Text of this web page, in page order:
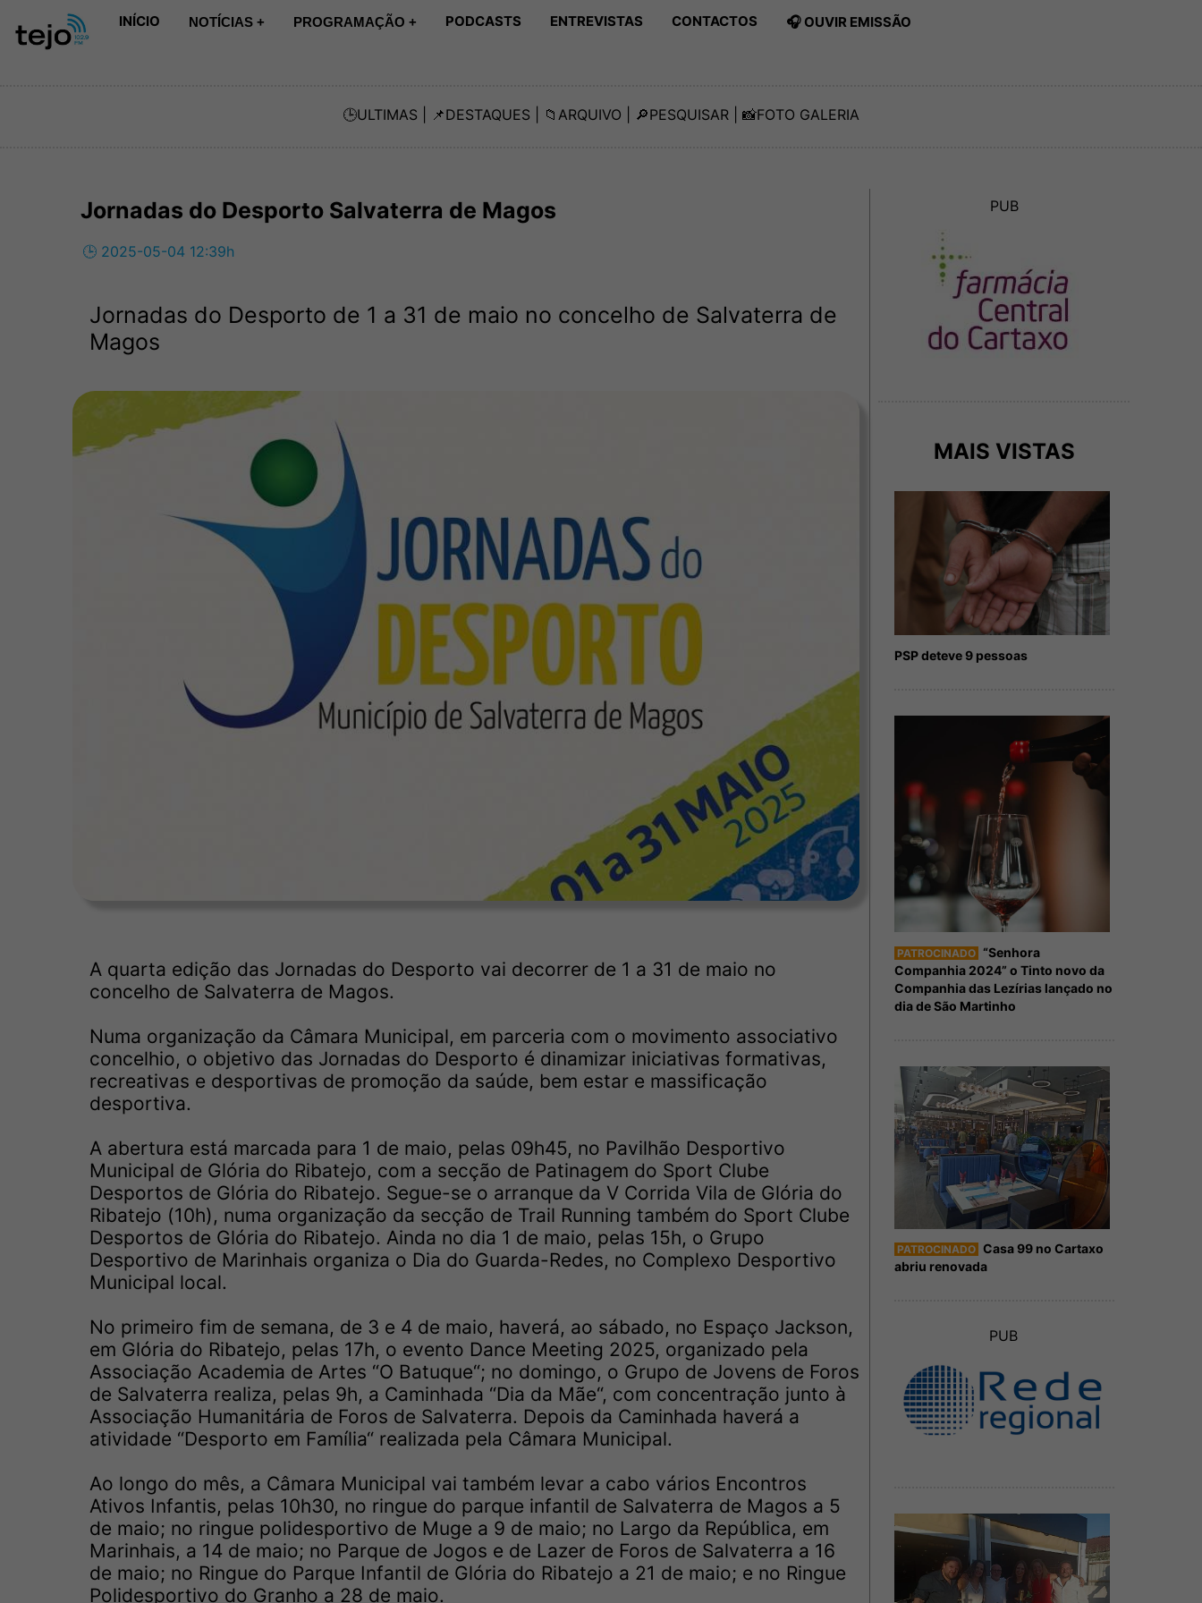
INÍCIO NOTÍCIAS + PROGRAMAÇÃO + PODCASTS ENTREVISTAS CONTACTOS 🎧 OUVIR EMISSÃO
🕒ULTIMAS | 📌DESTAQUES | 📁 ARQUIVO | 🔎PESQUISAR | 📸FOTO GALERIA
Jornadas do Desporto Salvaterra de Magos
🕒 2025-05-04 12:39h
Jornadas do Desporto de 1 a 31 de maio no concelho de Salvaterra de
Magos
A quarta edição das Jornadas do Desporto vai decorrer de 1 a 31 de maio no
concelho de Salvaterra de Magos.
Numa organização da Câmara Municipal, em parceria com o movimento associativo
concelhio, o objetivo das Jornadas do Desporto é dinamizar iniciativas formativas,
recreativas e desportivas de promoção da saúde, bem estar e massificação
desportiva.
A abertura está marcada para 1 de maio, pelas 09h45, no Pavilhão Desportivo
Municipal de Glória do Ribatejo, com a secção de Patinagem do Sport Clube
Desportos de Glória do Ribatejo. Segue-se o arranque da V Corrida Vila de Glória do
Ribatejo (10h), numa organização da secção de Trail Running também do Sport Clube
Desportos de Glória do Ribatejo. Ainda no dia 1 de maio, pelas 15h, o Grupo
Desportivo de Marinhais organiza o Dia do Guarda-Redes, no Complexo Desportivo
Municipal local.
No primeiro fim de semana, de 3 e 4 de maio, haverá, ao sábado, no Espaço Jackson,
em Glória do Ribatejo, pelas 17h, o evento Dance Meeting 2025, organizado pela
Associação Academia de Artes “O Batuque“; no domingo, o Grupo de Jovens de Foros
de Salvaterra realiza, pelas 9h, a Caminhada “Dia da Mãe“, com concentração junto à
Associação Humanitária de Foros de Salvaterra. Depois da Caminhada haverá a
atividade “Desporto em Família“ realizada pela Câmara Municipal.
Ao longo do mês, a Câmara Municipal vai também levar a cabo vários Encontros
Ativos Infantis, pelas 10h30, no ringue do parque infantil de Salvaterra de Magos a 5
de maio; no ringue polidesportivo de Muge a 9 de maio; no Largo da República, em
Marinhais, a 14 de maio; no Parque de Jogos e de Lazer de Foros de Salvaterra a 16
de maio; no Ringue do Parque Infantil de Glória do Ribatejo a 21 de maio; e no Ringue
Polidesportivo do Granho a 28 de maio.
PUB
MAIS VISTAS
PSP deteve 9 pessoas
PATROCINADO “Senhora
Companhia 2024” o Tinto novo da
Companhia das Lezírias lançado no
dia de São Martinho
PATROCINADO Casa 99 no Cartaxo
abriu renovada
PUB